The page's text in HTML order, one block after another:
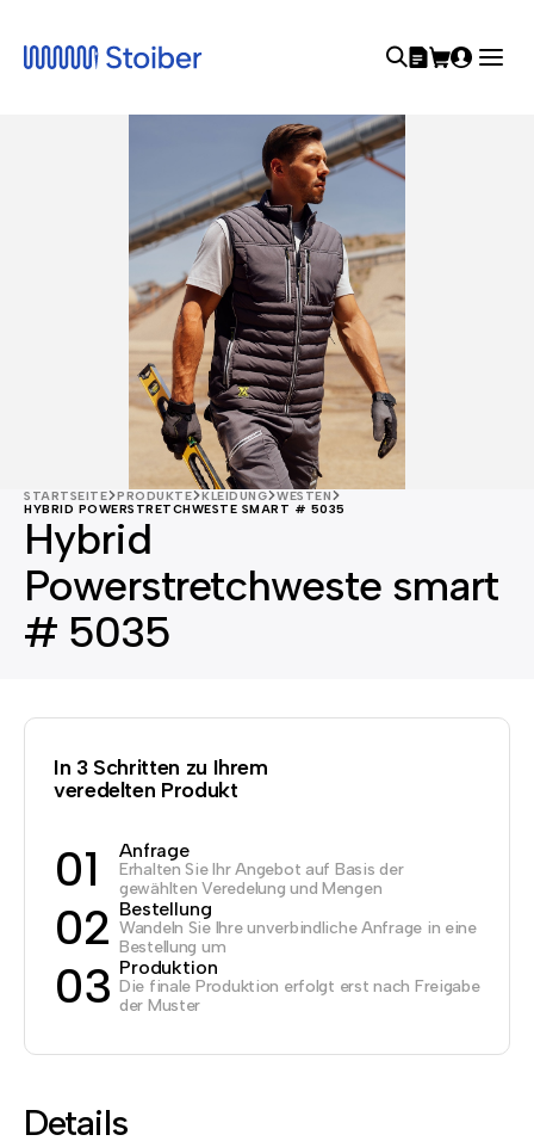
STARTSEITE PRODUKTE KLEIDUNG
WESTEN
HYBRID POWERSTRETCHWESTE SMART # 5035
Hybrid
Powerstretchweste smart
# 5035
In 3 Schritten zu Ihrem
veredelten Produkt
01 Anfrage
Erhalten Sie Ihr Angebot auf Basis der
gewählten Veredelung und Mengen
02 Bestellung
Wandeln Sie Ihre unverbindliche Anfrage in eine
Bestellung um
03 Produktion
Die finale Produktion erfolgt erst nach Freigabe
der Muster
Details